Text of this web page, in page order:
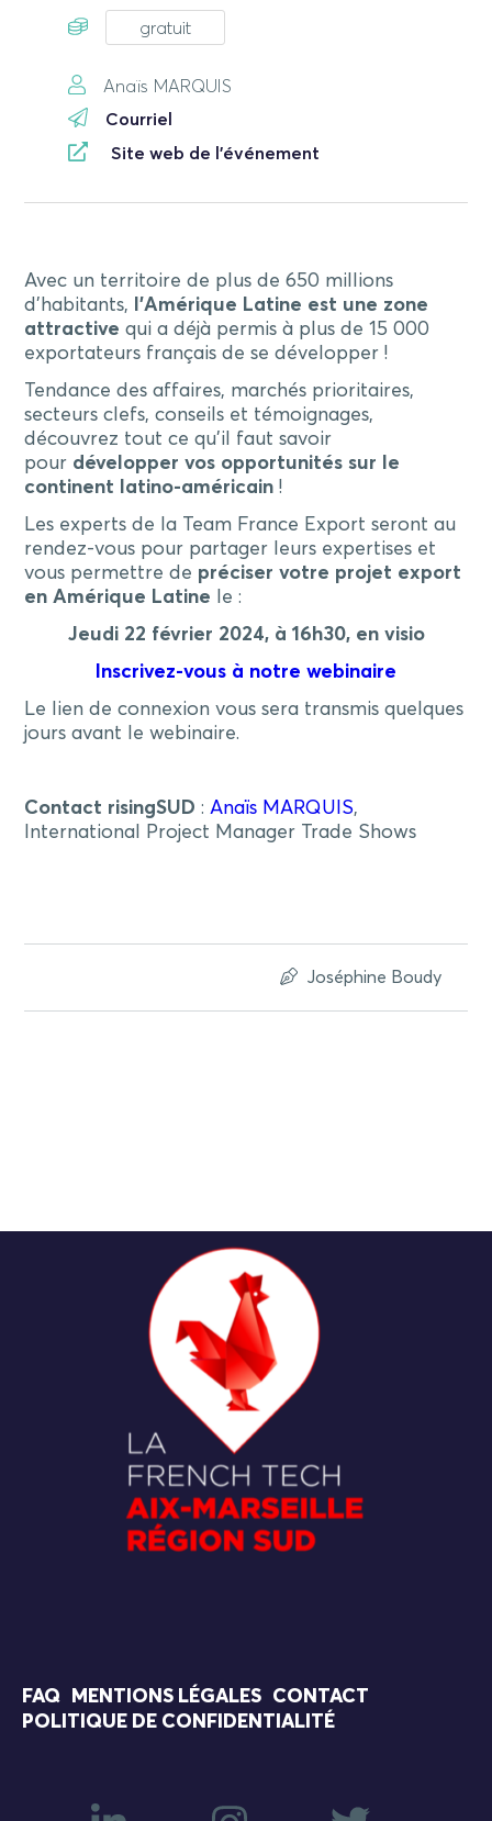
gratuit
Anaïs MARQUIS
Courriel
Site web de l'événement
Avec un territoire de plus de 650 millions
d’habitants, l’Amérique Latine est une zone
attractive qui a déjà permis à plus de 15 000
exportateurs français de se développer !
Tendance des affaires, marchés prioritaires,
secteurs clefs, conseils et témoignages,
découvrez tout ce qu’il faut savoir
pour développer vos opportunités sur le
continent latino-américain !
Les experts de la Team France Export seront au
rendez-vous pour partager leurs expertises et
vous permettre de préciser votre projet export
en Amérique Latine
le :
Jeudi 22 février 2024, à 16h30, en visio
Inscrivez-vous à notre webinaire
Le lien de connexion vous sera transmis quelques
jours avant le webinaire.
Contact risingSUD :Anaïs MARQUIS,
International Project Manager Trade Shows
Joséphine Boudy
FAQ MENTIONS LÉGALES
CONTACT
POLITIQUE DE CONFIDENTIALITÉ